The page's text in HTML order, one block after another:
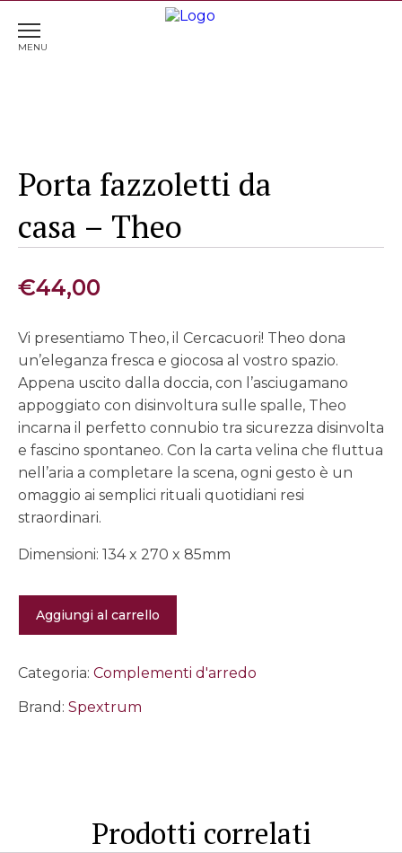
Home Complementi d'arredo
casa – Theo
Porta fazzoletti da
casa – Theo
€44,00
Vi presentiamo Theo, il Cercacuori! Theo dona
un’eleganza fresca e giocosa al vostro spazio.
Appena uscito dalla doccia, con l’asciugamano
appoggiato con disinvoltura sulle spalle, Theo
incarna il perfetto connubio tra sicurezza disinvolta
e fascino spontaneo. Con la carta velina che fluttua
nell’aria a completare la scena, ogni gesto è un
omaggio ai semplici rituali quotidiani resi
straordinari.
Dimensioni: 134 x 270 x 85mm
fazzoletti
da
-
quantità
Aggiungi al carrello
Categoria: Complementi d'arredo
Brand: Spextrum
Prodotti correlati